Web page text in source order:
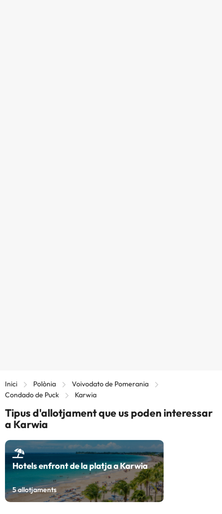
Inici Polònia
Voivodato de Pomerania
Condado de Puck
Karwia
Tipus d'allotjament que us poden interessar
a Karwia
Hotels enfront de la platja a Karwia
5allotjaments